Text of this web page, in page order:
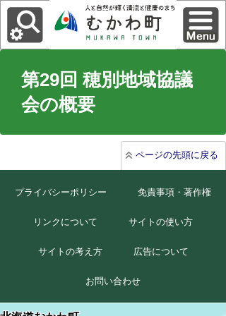
第29回 穂別地域協議
会の概要
ページの先頭に戻る
プライバシーポリシー 免責事項・著作権
リンクについて サイトの使い方
サイトの考え方 広告について
お問い合わせ